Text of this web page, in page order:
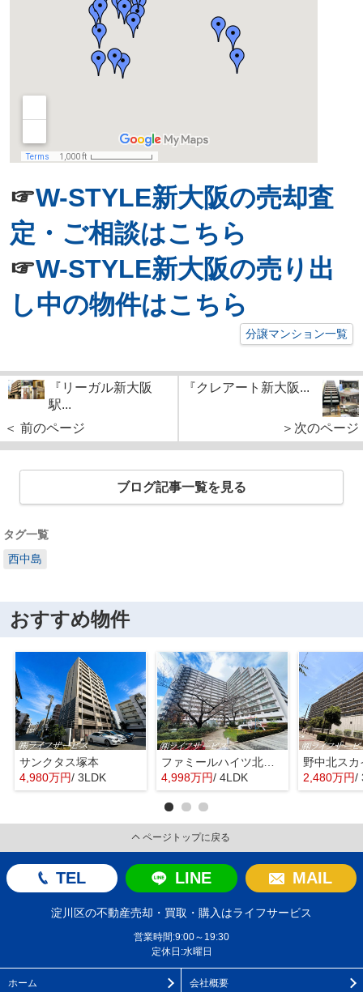
☞W-STYLE新大阪の売却査
定・ご相談はこちら
☞W-STYLE新大阪の売り出
し中の物件はこちら
分譲マンション一覧
『リーガル新大阪
駅...
＜ 前のページ
『クレアート新大阪...
＞次のページ
ブログ記事一覧を見る
タグ一覧
西中島
おすすめ物件
サンクタス塚本
4,980万円/ 3LDK
ファミールハイツ北大阪４号棟
4,998万円/ 4LDK
野中北スカ
2,480万円/
ページトップに戻る
TEL LINE MAIL
淀川区の不動産売却・買取・購入はライフサービス
営業時間:9:00～19:30
定休日:水曜日
ホーム 会社概要